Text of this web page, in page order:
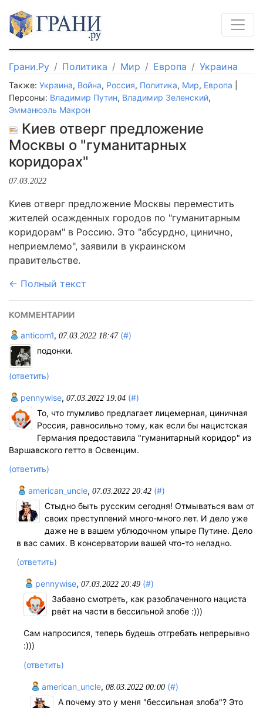
Грани.Ру Политика Мир Европа Украина
Также: Украина, Война, Россия, Политика, Мир, Европа
Персоны: Владимир Путин, Владимир Зеленский,
Эмманюэль Макрон
Киев отверг предложение
Москвы о "гуманитарных
коридорах"
07.03.2022
Киев отверг предложение Москвы переместить
жителей осажденных городов по "гуманитарным
коридорам" в Россию. Это "абсурдно, цинично,
неприемлемо", заявили в украинском
правительстве.
← Полный текст
КОММЕНТАРИИ
anticom1, 07.03.2022 18:47 (#)
подонки.
(ответить)
pennywise, 07.03.2022 19:04 (#)
То, что глумливо предлагает лицемерная, циничная
Россия, равносильно тому, как если бы нацистская
Германия предоставила "гуманитарный коридор" из
Варшавского гетто в Освенцим.
(ответить)
american_uncle, 07.03.2022 20:42 (#)
Стыдно быть русским сегодня! Отмываться вам от
своих преступлений много-много лет. И дело уже
даже не в вашем ублюдочном упыре Путине. Дело
в вас самих. В консерватории вашей что-то неладно.
(ответить)
pennywise, 07.03.2022 20:49 (#)
Забавно смотреть, как разоблаченного нациста
рвёт на части в бессильной злобе :)))
Сам напросился, теперь будешь отгребать непрерывно
:)))
(ответить)
american_uncle,08.03.2022 00:00 (#)
А почему это у меня "бессильная злоба"? Это